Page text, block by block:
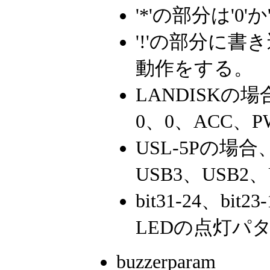
'*'の部分は'0'
'!'の部分に書
動作をする。
LANDISKの場
0、0、ACC、
USL-5Pの場合
USB3、USB2
bit31-24、
LEDの点灯パ
buzzerparam